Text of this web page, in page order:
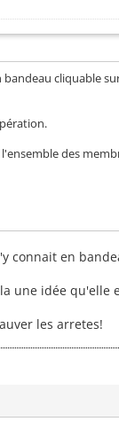
cliquable
des
connait en
une idée qu'elle
les arretes!